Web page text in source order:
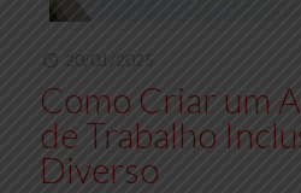
20/01/2025
Como Criar um
de Trabalho
Diverso